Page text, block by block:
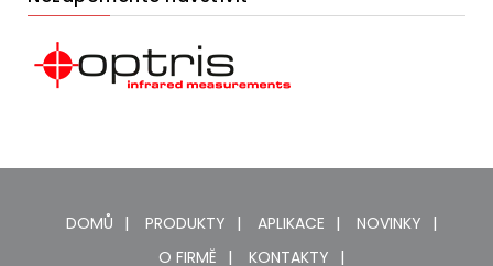
DOMŮ PRODUKTY APLIKACE
NOVINKY
O FIRMĚ
KONTAKTY